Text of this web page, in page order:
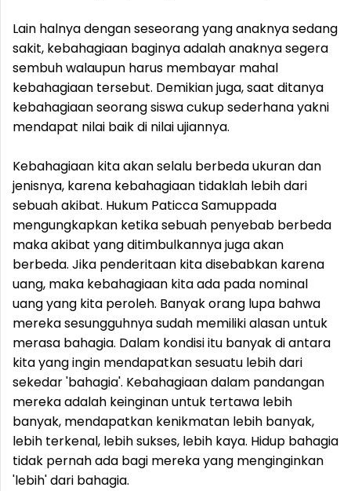
Lain halnya dengan seseorang yang anaknya sedang
sakit, kebahagiaan baginya adalah anaknya segera
sembuh walaupun harus membayar mahal
kebahagiaan tersebut. Demikian juga, saat ditanya
kebahagiaan seorang siswa cukup sederhana yakni
mendapat nilai baik di nilai ujiannya.
Kebahagiaan kita akan selalu berbeda ukuran dan
jenisnya, karena kebahagiaan tidaklah lebih dari
sebuah akibat. Hukum Paticca Samuppada
mengungkapkan ketika sebuah penyebab berbeda
maka akibat yang ditimbulkannya juga akan
berbeda. Jika penderitaan kita disebabkan karena
uang, maka kebahagiaan kita ada pada nominal
uang yang kita peroleh. Banyak orang lupa bahwa
mereka sesungguhnya sudah memiliki alasan untuk
merasa bahagia. Dalam kondisi itu banyak di antara
kita yang ingin mendapatkan sesuatu lebih dari
sekedar 'bahagia'. Kebahagiaan dalam pandangan
mereka adalah keinginan untuk tertawa lebih
banyak, mendapatkan kenikmatan lebih banyak,
lebih terkenal, lebih sukses, lebih kaya. Hidup bahagia
tidak pernah ada bagi mereka yang menginginkan
'lebih' dari bahagia.